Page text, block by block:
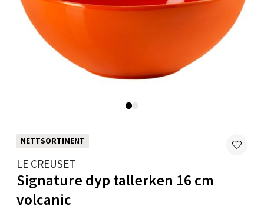
NETTSORTIMENT
LE CREUSET
Signature dyp tallerken 16 cm
volcanic
Velg
Ålesund - Thon Senter Moa